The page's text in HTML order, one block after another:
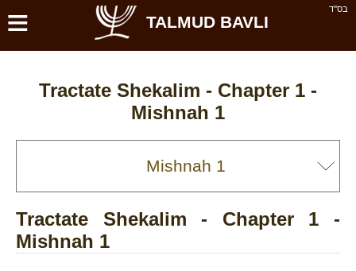
בס''ד ≡ TALMUD BAVLI
Tractate Shekalim - Chapter 1 -
Mishnah 1
Tractate Shekalim - Chapter 1 -
Mishnah 1